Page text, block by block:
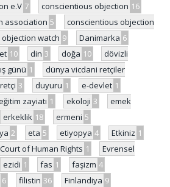
e.V 7 conscientious objection 16
association 5
conscientious objection
watch 9 Danimarka 6
10 din 3 doğa 10
dövizli
günü 1
dünya vicdani retçiler
3 duyuru 1 e-devlet 1
zayiatı 1 ekoloji 3
emek
erkeklik 18 ermeni 5
2 eta 5 etiyopya 4 Etkiniz 1
of Human Rights 1
Evrensel
ezidi 1 fas 1 faşizm 4
6 filistin 36 Finlandiya 9